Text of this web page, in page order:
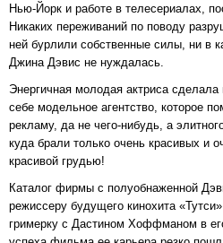
Нью-Йорк и работе в телесериалах,
Никаких переживаний по поводу
ней бурлили собственные силы, ни в
Джина Дэвис не нуждалась.
Энергичная молодая актриса
себе модельное агентство, которое
рекламу, да не чего-нибудь, а
куда брали только очень красивых и
красивой грудью!
Каталог фирмы с полуобнаженной
режиссеру будущего кинохита
гримерку с Дастином Хоффманом в